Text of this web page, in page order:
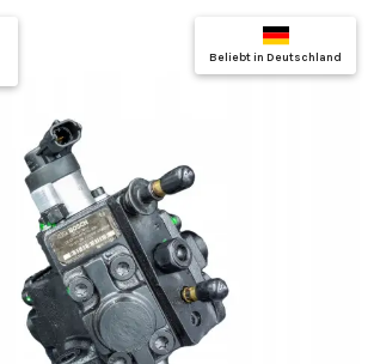
Beliebt in Deutschland